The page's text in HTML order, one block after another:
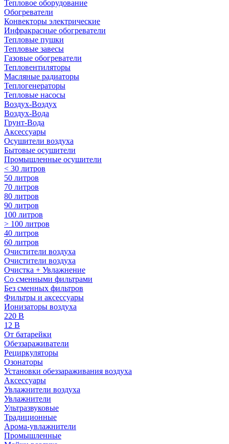
Тепловое оборудование
Обогреватели
Конвекторы электрические
Инфракрасные обогреватели
Тепловые пушки
Тепловые завесы
Газовые обогреватели
Тепловентиляторы
Масляные радиаторы
Теплогенераторы
Тепловые насосы
Воздух-Воздух
Воздух-Вода
Грунт-Вода
Аксессуары
Осушители воздуха
Бытовые осушители
Промышленные осушители
< 30 литров
50 литров
70 литров
80 литров
90 литров
100 литров
> 100 литров
40 литров
60 литров
Очистители воздуха
Очистители воздуха
Очистка + Увлажнение
Cо сменными фильтрами
Без сменных фильтров
Фильтры и аксессуары
Ионизаторы воздуха
220 В
12 В
От батарейки
Обеззараживатели
Рециркуляторы
Озонаторы
Установки обеззараживания воздуха
Аксессуары
Увлажнители воздуха
Увлажнители
Ультразвуковые
Традиционные
Арома-увлажнители
Промышленные